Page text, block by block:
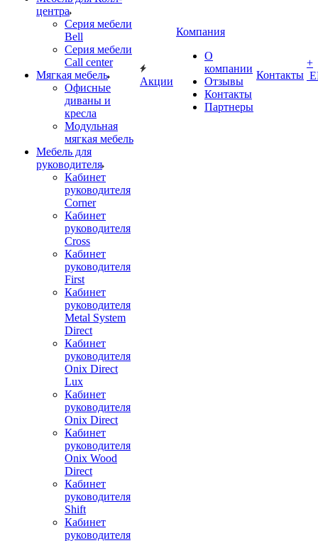
центра
Серия мебели
Bell
Серия мебели
Call center
Мягкая мебель
Офисные
диваны и
кресла
Модульная
мягкая мебель
Мебель для
руководителя
Кабинет
руководителя
Corner
Кабинет
руководителя
Cross
Кабинет
руководителя
First
Кабинет
руководителя
Metal System
Direct
Кабинет
руководителя
Onix Direct
Lux
Кабинет
руководителя
Onix Direct
Кабинет
руководителя
Onix Wood
Direct
Кабинет
руководителя
Shift
Кабинет
руководителя
Акции
Компания
О
компании
Отзывы
Контакты
Партнеры
Контакты
+